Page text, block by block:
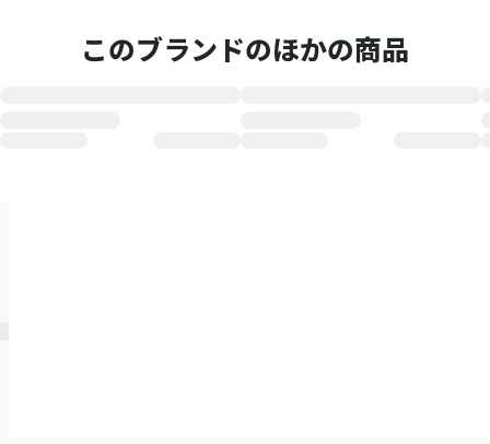
このブランドのほかの商品